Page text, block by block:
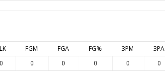
FGM FGA FG% 3PM 3PA
0 0 0 0 0 0